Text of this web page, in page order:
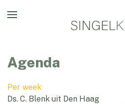
Agenda
Per week
Ds. C. Blenk uit Den Haag